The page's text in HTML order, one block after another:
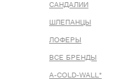
САНДАЛИИ
ШЛЕПАНЦЫ
ЛОФЕРЫ
ВСЕ БРЕНДЫ
A-COLD-WALL*